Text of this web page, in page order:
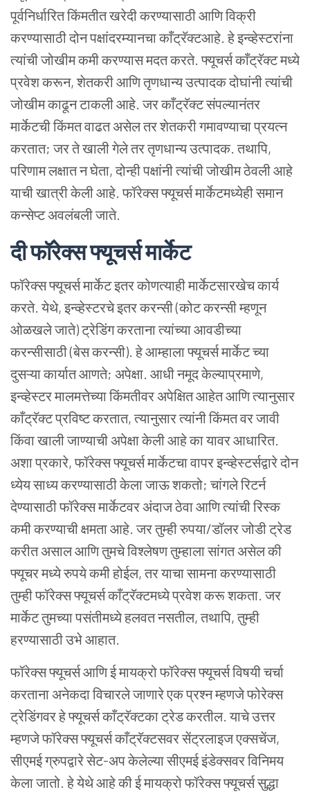
पूर्वनिर्धारित किंमतीत खरेदी करण्यासाठी आणि विक्री
करण्यासाठी दोन पक्षांदरम्यानचा काँट्रॅक्टआहे. हे इन्व्हेस्टरांना
त्यांची जोखीम कमी करण्यास मदत करते. फ्यूचर्स काँट्रॅक्ट मध्ये
प्रवेश करून, शेतकरी आणि तृणधान्य उत्पादक दोघांनी त्यांची
जोखीम काढून टाकली आहे. जर काँट्रॅक्ट संपल्यानंतर
मार्केटची किंमत वाढत असेल तर शेतकरी गमावण्याचा प्रयत्न
करतात; जर ते खाली गेले तर तृणधान्य उत्पादक. तथापि,
परिणाम लक्षात न घेता, दोन्ही पक्षांनी त्यांची जोखीम ठेवली आहे
याची खात्री केली आहे. फॉरेक्स फ्यूचर्स मार्केटमध्येही समान
कन्सेप्ट अवलंबली जाते.
दी फॉरेक्स फ्यूचर्स मार्केट
फॉरेक्स फ्यूचर्स मार्केट इतर कोणत्याही मार्केटसारखेच कार्य
करते. येथे, इन्व्हेस्टरचे इतर करन्सी (कोट करन्सी म्हणून
ओळखले जाते) ट्रेडिंग करताना त्यांच्या आवडीच्या
करन्सीसाठी (बेस करन्सी). हे आम्हाला फ्यूचर्स मार्केट च्या
दुसऱ्या कार्यात आणते; अपेक्षा. आधी नमूद केल्याप्रमाणे,
इन्व्हेस्टर मालमत्तेच्या किंमतीवर अपेक्षित आहेत आणि त्यानुसार
काँट्रॅक्ट प्रविष्ट करतात, त्यानुसार त्यांनी किंमत वर जावी
किंवा खाली जाण्याची अपेक्षा केली आहे का यावर आधारित.
अशा प्रकारे, फॉरेक्स फ्यूचर्स मार्केटचा वापर इन्व्हेस्टर्सद्वारे दोन
ध्येय साध्य करण्यासाठी केला जाऊ शकतो; चांगले रिटर्न
देण्यासाठी फॉरेक्स मार्केटवर अंदाज ठेवा आणि त्यांची रिस्क
कमी करण्याची क्षमता आहे. जर तुम्ही रुपया/डॉलर जोडी ट्रेड
करीत असाल आणि तुमचे विश्लेषण तुम्हाला सांगत असेल की
फ्यूचर मध्ये रुपये कमी होईल, तर याचा सामना करण्यासाठी
तुम्ही फॉरेक्स फ्यूचर्स काँट्रॅक्टमध्ये प्रवेश करू शकता. जर
मार्केट तुमच्या पसंतीमध्ये हलवत नसतील, तथापि, तुम्ही
हरण्यासाठी उभे आहात.
फॉरेक्स फ्यूचर्स आणि ई मायक्रो फॉरेक्स फ्यूचर्स विषयी चर्चा
करताना अनेकदा विचारले जाणारे एक प्रश्न म्हणजे फोरेक्स
ट्रेडिंगवर हे फ्यूचर्स काँट्रॅक्टका ट्रेड करतील. याचे उत्तर
म्हणजे फॉरेक्स फ्यूचर्स काँट्रॅक्टसवर सेंट्रलाइज एक्सचेंज,
सीएमई ग्रुपद्वारे सेट-अप केलेल्या सीएमई इंडेक्सवर विनिमय
केला जातो. हे येथे आहे की ई मायक्रो फॉरेक्स फ्यूचर्स सुद्धा